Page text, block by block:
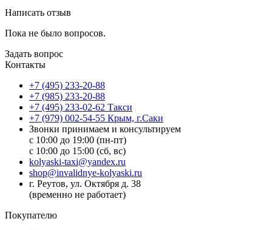
Написать отзыв
Пока не было вопросов.
Задать вопрос
Контакты
+7 (495) 233-20-88
+7 (985) 233-20-88
+7 (495) 233-02-62 Такси
+7 (979) 002-54-55 Крым, г.Саки
Звонки принимаем и консультируем
с 10:00 до 19:00 (пн-пт)
с 10:00 до 15:00 (сб, вс)
kolyaski-taxi@yandex.ru
shop@invalidnye-kolyaski.ru
г. Реутов, ул. Октября д. 38
(временно не работает)
Покупателю